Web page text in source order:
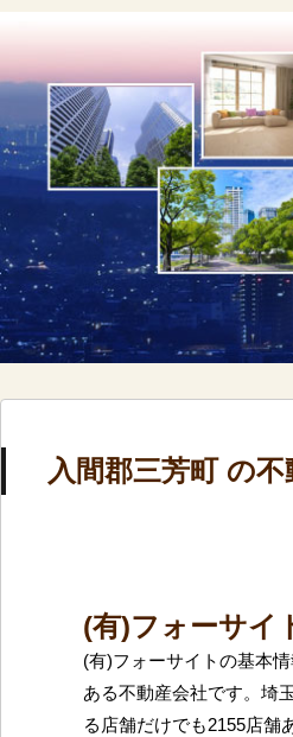
入間郡三芳町 の
(有)フォーサイ
(有)フォーサイトの基本
ある不動産会社です。埼
る店舗だけでも2155店舗